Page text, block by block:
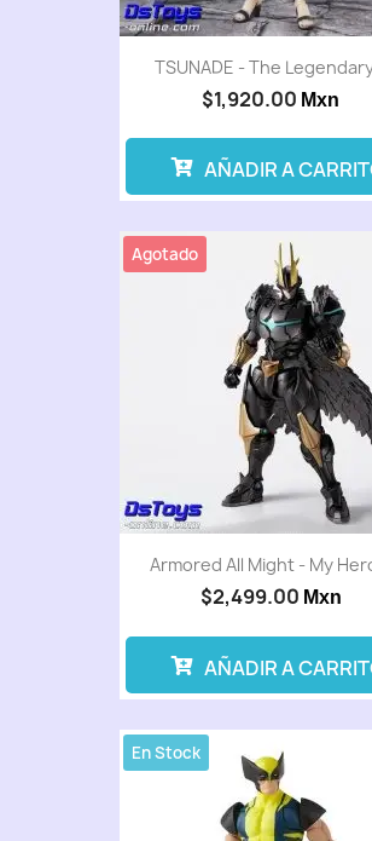
TSUNADE - The
$1,920.00 Mxn
AÑADIR A
Armored All Might - My
$2,499.00 Mxn
Agotado
AÑADIR A
En Stock